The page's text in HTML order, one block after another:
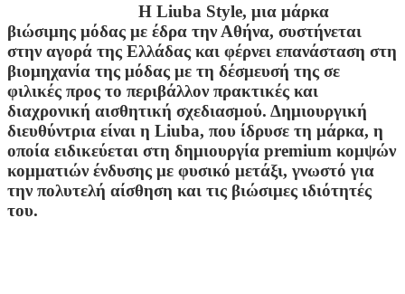
Η Liuba Style, μια μάρκα
βιώσιμης μόδας με έδρα την Αθήνα, συστήνεται
στην αγορά της Ελλάδας και φέρνει επανάσταση στη
βιομηχανία της μόδας με τη δέσμευσή της σε
φιλικές προς το περιβάλλον πρακτικές και
διαχρονική αισθητική σχεδιασμού. Δημιουργική
διευθύντρια είναι η Liuba, που ίδρυσε τη μάρκα, η
οποία ειδικεύεται στη δημιουργία premium κομψών
κομματιών ένδυσης με φυσικό μετάξι, γνωστό για
την πολυτελή αίσθηση και τις βιώσιμες ιδιότητές
του.